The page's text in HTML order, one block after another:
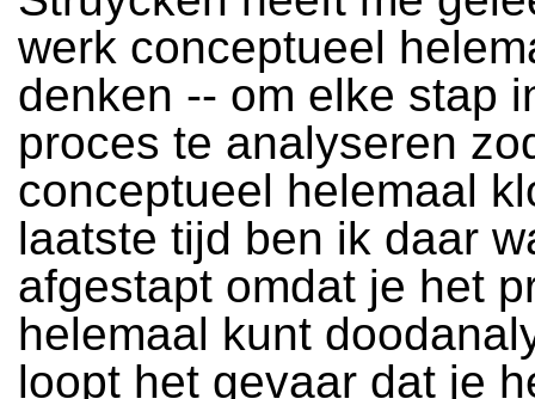
werk conceptueel
denken -- om elke stap
proces te analyseren
conceptueel helemaal
laatste tijd ben ik daar
afgestapt omdat je het
helemaal kunt
loopt het gevaar dat je